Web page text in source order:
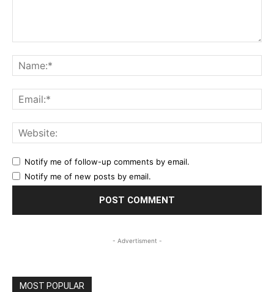
Notify me of follow-up comments by email.
Notify me of new posts by email.
- Advertisment -
MOST POPULAR